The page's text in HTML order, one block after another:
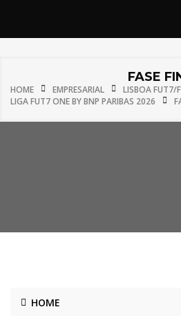
FASE
HOME EMPRESARIAL
LISBOA FUT7/
LIGA FUT7 ONE BY BNP PARIBAS 2026
HOME